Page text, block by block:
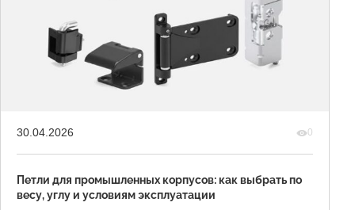
30.04.2026 0
Петли для промышленных корпусов: как выбрать по
весу, углу и условиям эксплуатации